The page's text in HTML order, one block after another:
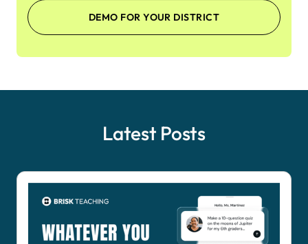
DEMO FOR YOUR DISTRICT
Latest Posts